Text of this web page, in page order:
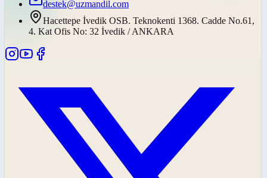
destek@uzmandil.com
Hacettepe İvedik OSB. Teknokenti 1368. Cadde No.61,
4. Kat Ofis No: 32 İvedik / ANKARA